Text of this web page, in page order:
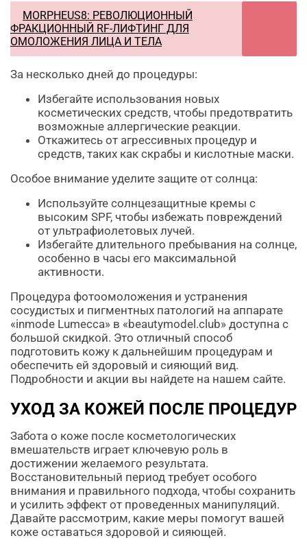
MORPHEUS8: РЕВОЛЮЦИОННЫЙ
ФРАКЦИОННЫЙ RF-ЛИФТИНГ ДЛЯ
ОМОЛОЖЕНИЯ ЛИЦА И ТЕЛА
За несколько дней до процедуры:
Избегайте использования новых
косметических средств, чтобы предотвратить
возможные аллергические реакции.
Откажитесь от агрессивных процедур и
средств, таких как скрабы и кислотные маски.
Особое внимание уделите защите от солнца:
Используйте солнцезащитные кремы с
высоким SPF, чтобы избежать повреждений
от ультрафиолетовых лучей.
Избегайте длительного пребывания на солнце,
особенно в часы его максимальной
активности.
Процедура фотоомоложения и устранения
сосудистых и пигментных патологий на аппарате
«inmode Lumecca» в «beautymodel.club» доступна с
большой скидкой. Это отличный способ
подготовить кожу к дальнейшим процедурам и
обеспечить ей здоровый и сияющий вид.
Подробности и акции вы найдете на нашем сайте.
УХОД ЗА КОЖЕЙ ПОСЛЕ ПРОЦЕДУР
Забота о коже после косметологических
вмешательств играет ключевую роль в
достижении желаемого результата.
Восстановительный период требует особого
внимания и правильного подхода, чтобы сохранить
и усилить эффект от проведенных манипуляций.
Давайте рассмотрим, какие меры помогут вашей
коже оставаться здоровой и сияющей.